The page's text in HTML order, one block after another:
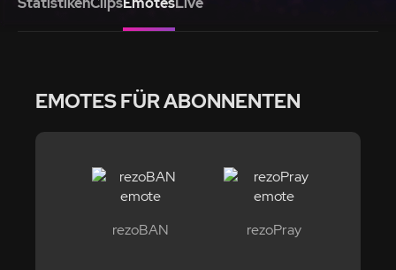
EMOTES FÜR ABONNENTEN
rezoBAN rezoPray